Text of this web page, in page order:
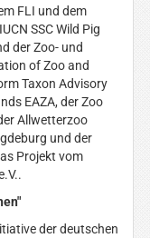
FLI und dem
SSC Wild Pig
der Zoo- und
of Zoo and
Taxon Advisory
EAZA, der Zoo
Allwetterzoo
und der
Projekt vom
der deutschen